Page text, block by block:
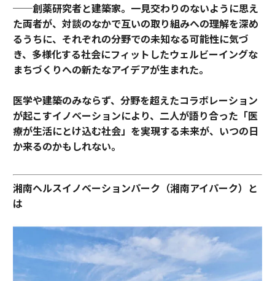
──創薬研究者と建築家。一見交わりのないように思え
た両者が、対談のなかで互いの取り組みへの理解を深め
るうちに、それぞれの分野での未知なる可能性に気づ
き、多様化する社会にフィットしたウェルビーイングな
まちづくりへの新たなアイデアが生まれた。
医学や建築のみならず、分野を超えたコラボレーション
が起こすイノベーションにより、二人が語り合った「医
療が生活にとけ込む社会」を実現する未来が、いつの日
か来るのかもしれない。
湘南ヘルスイノベーションパーク（湘南アイパーク）と
は